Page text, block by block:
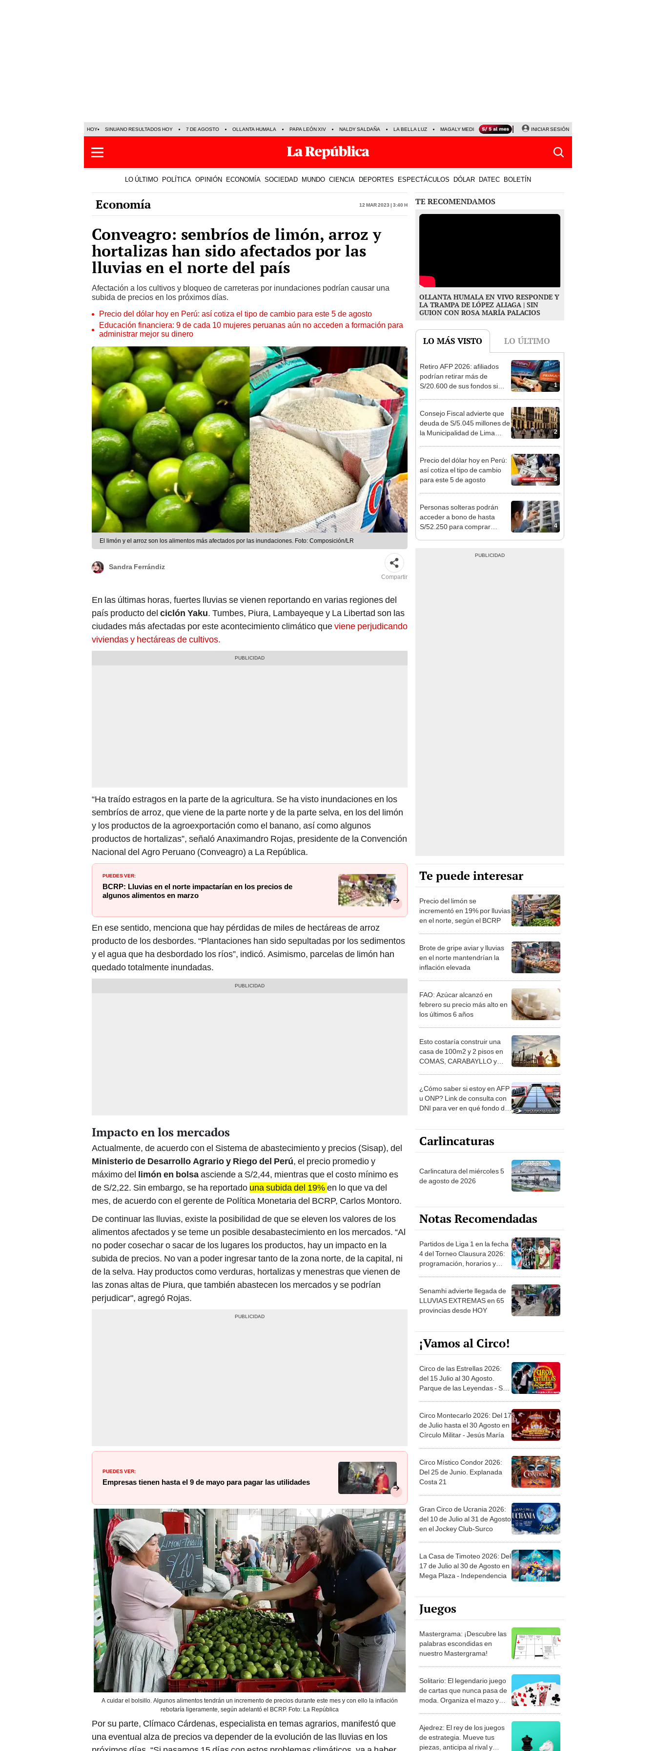
HOY SINUANO RESULTADOS HOY 7 DE AGOSTO OLLANTA HUMALA PAPA LEÓN XIV NALDY SALDAÑA LA BELLA LUZ MAGALY MEDINA PRECIO DEL DÓLAR JANET TELLO
INICIAR SESIÓN
LO ÚLTIMO POLÍTICA OPINIÓN ECONOMÍA SOCIEDAD MUNDO CIENCIA DEPORTES ESPECTÁCULOS DÓLAR DATEC BOLETÍN
Economía 12 Mar 2023 | 3:40 h
Conveagro: sembríos de limón, arroz y
hortalizas han sido afectados por las
lluvias en el norte del país
Afectación a los cultivos y bloqueo de carreteras por inundaciones podrían causar una
subida de precios en los próximos días.
Precio del dólar hoy en Perú: así cotiza el tipo de cambio para este 5 de agosto
Educación financiera: 9 de cada 10 mujeres peruanas aún no acceden a formación para
administrar mejor su dinero
El limón y el arroz son los alimentos más afectados por las inundaciones. Foto: Composición/LR
Sandra Ferrándiz
Compartir
En las últimas horas, fuertes lluvias se vienen reportando en varias regiones del
país producto del ciclón Yaku. Tumbes, Piura, Lambayeque y La Libertad son las
ciudades más afectadas por este acontecimiento climático queviene perjudicando
viviendas y hectáreas de cultivos.
“Ha traído estragos en la parte de la agricultura. Se ha visto inundaciones en los
sembríos de arroz, que viene de la parte norte y de la parte selva, en los del limón
y los productos de la agroexportación como el banano, así como algunos
productos de hortalizas”, señaló Anaximandro Rojas, presidente de la Convención
Nacional del Agro Peruano (Conveagro) a La República.
PUEDES VER:
BCRP: Lluvias en el norte impactarían en los precios de
algunos alimentos en marzo
En ese sentido, menciona que hay pérdidas de miles de hectáreas de arroz
producto de los desbordes. “Plantaciones han sido sepultadas por los sedimentos
y el agua que ha desbordado los ríos”, indicó. Asimismo, parcelas de limón han
quedado totalmente inundadas.
Impacto en los mercados
Actualmente, de acuerdo con el Sistema de abastecimiento y precios (Sisap), del
Ministerio de Desarrollo Agrario y Riego del Perú, el precio promedio y
máximo del limón en bolsaasciende a S/2,44, mientras que el costo mínimo es
de S/2,22. Sin embargo, se ha reportado una subida del 19%en lo que va del
mes, de acuerdo con el gerente de Política Monetaria del BCRP, Carlos Montoro.
De continuar las lluvias, existe la posibilidad de que se eleven los valores de los
alimentos afectados y se teme un posible desabastecimiento en los mercados. “Al
no poder cosechar o sacar de los lugares los productos, hay un impacto en la
subida de precios. No van a poder ingresar tanto de la zona norte, de la capital, ni
de la selva. Hay productos como verduras, hortalizas y menestras que vienen de
las zonas altas de Piura, que también abastecen los mercados y se podrían
perjudicar", agregó Rojas.
PUEDES VER:
Empresas tienen hasta el 9 de mayo para pagar las utilidades
A cuidar el bolsillo. Algunos alimentos tendrán un incremento de precios durante este mes y con ello la inflación
rebotaría ligeramente, según adelantó el BCRP. Foto: La República
Por su parte, Clímaco Cárdenas, especialista en temas agrarios, manifestó que
una eventual alza de precios va depender de la evolución de las lluvias en los
TE RECOMENDAMOS
OLLANTA HUMALA EN VIVO RESPONDE Y
LA TRAMPA DE LÓPEZ ALIAGA | SIN
GUION CON ROSA MARÍA PALACIOS
LO MÁS VISTO LO ÚLTIMO
1
Retiro AFP 2026: afiliados
podrían retirar más de
S/20.600 de sus fondos si
2
Consejo Fiscal advierte que
deuda de S/5.045 millones de
la Municipalidad de Lima
3
Precio del dólar hoy en Perú:
así cotiza el tipo de cambio
para este 5 de agosto
4
Personas solteras podrán
acceder a bono de hasta
S/52.250 para comprar
Te puede interesar
Precio del limón se
incrementó en 19% por lluvias
en el norte, según el BCRP
Brote de gripe aviar y lluvias
en el norte mantendrían la
inflación elevada
FAO: Azúcar alcanzó en
febrero su precio más alto en
los últimos 6 años
Esto costaría construir una
casa de 100m2 y 2 pisos en
COMAS, CARABAYLLO y
¿Cómo saber si estoy en AFP
u ONP? Link de consulta con
DNI para ver en qué fondo de
Carlincaturas
Carlincatura del miércoles 5
de agosto de 2026
Notas Recomendadas
Partidos de Liga 1 en la fecha
4 del Torneo Clausura 2026:
programación, horarios y
Senamhi advierte llegada de
LLUVIAS EXTREMAS en 65
provincias desde HOY
¡Vamos al Circo!
Circo de las Estrellas 2026:
del 15 Julio al 30 Agosto.
Parque de las Leyendas - San
Circo Montecarlo 2026: Del 17
de Julio hasta el 30 Agosto en
Círculo Militar - Jesús María
Circo Místico Condor 2026:
Del 25 de Junio. Explanada
Costa 21
Gran Circo de Ucrania 2026:
del 10 de Julio al 31 de Agosto
en el Jockey Club-Surco
La Casa de Timoteo 2026: Del
17 de Julio al 30 de Agosto en
Mega Plaza - Independencia
Juegos
Mastergrama: ¡Descubre las
palabras escondidas en
nuestro Mastergrama!
Solitario: El legendario juego
de cartas que nunca pasa de
moda. Organiza el mazo y
Ajedrez: El rey de los juegos
de estrategia. Mueve tus
piezas, anticipa al rival y